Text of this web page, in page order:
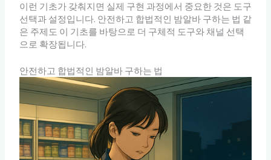
이런 기초가 갖춰지면 실제 구현 과정에서 중요한 것은 도구
선택과 설정입니다. 안전하고 합법적인 밤알바 구하는 법 같
은 주제도 이 기초를 바탕으로 더 구체적 도구와 채널 선택
으로 확장됩니다.
안전하고 합법적인 밤알바 구하는 법